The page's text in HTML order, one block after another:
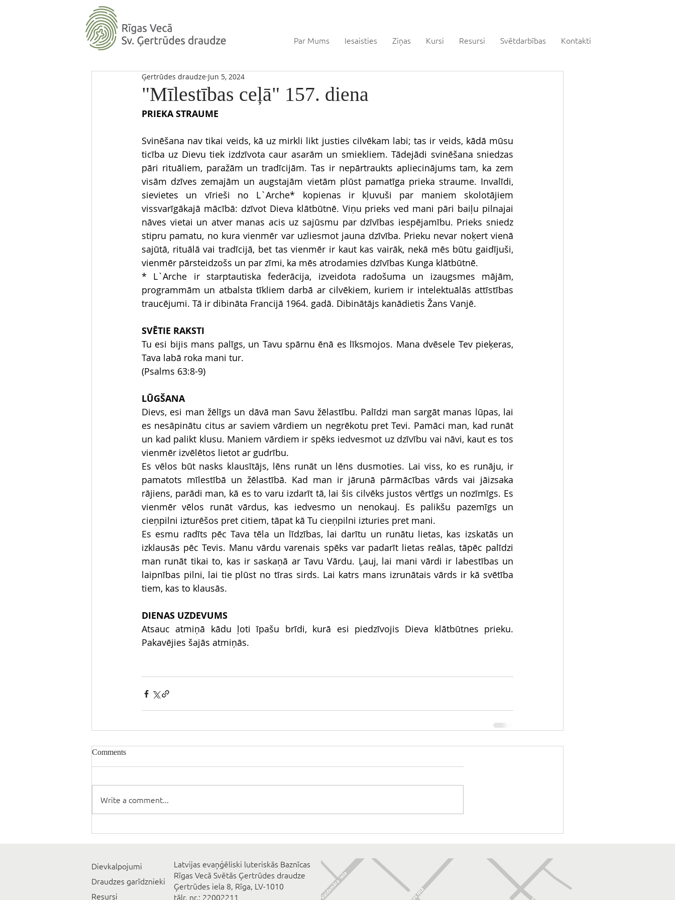
Par Mums Iesaisties Ziņas Kursi Resursi Svētdarbības Kontakti
"Mīlestības ceļā" 157. diena
Ģertrūdes draudze Jun 5, 2024
PRIEKA STRAUME
Svinēšana nav tikai veids, kā uz mirkli likt justies cilvēkam labi; tas ir veids, kādā mūsu
ticība uz Dievu tiek izdzīvota caur asarām un smiekliem. Tādejādi svinēšana sniedzas
pāri rituāliem, paražām un tradīcijām. Tas ir nepārtraukts apliecinājums tam, ka zem
visām dzīves zemajām un augstajām vietām plūst pamatīga prieka straume. Invalīdi,
sievietes un vīrieši no L`Arche* kopienas ir kļuvuši par maniem skolotājiem
vissvarīgākajā mācībā: dzīvot Dieva klātbūtnē. Viņu prieks ved mani pāri baiļu pilnajai
nāves vietai un atver manas acis uz sajūsmu par dzīvības iespējamību. Prieks sniedz
stipru pamatu, no kura vienmēr var uzliesmot jauna dzīvība. Prieku nevar noķert vienā
sajūtā, rituālā vai tradīcijā, bet tas vienmēr ir kaut kas vairāk, nekā mēs būtu gaidījuši,
vienmēr pārsteidzošs un par zīmi, ka mēs atrodamies dzīvības Kunga klātbūtnē.
* L`Arche ir starptautiska federācija, izveidota radošuma un izaugsmes mājām,
programmām un atbalsta tīkliem darbā ar cilvēkiem, kuriem ir intelektuālās attīstības
traucējumi. Tā ir dibināta Francijā 1964. gadā. Dibinātājs kanādietis Žans Vanjē.
SVĒTIE RAKSTI
Tu esi bijis mans palīgs, un Tavu spārnu ēnā es līksmojos. Mana dvēsele Tev pieķeras,
Tava labā roka mani tur.
(Psalms 63:8-9)
LŪGŠANA
Dievs, esi man žēlīgs un dāvā man Savu žēlastību. Palīdzi man sargāt manas lūpas, lai
es nesāpinātu citus ar saviem vārdiem un negrēkotu pret Tevi. Pamāci man, kad runāt
un kad palikt klusu. Maniem vārdiem ir spēks iedvesmot uz dzīvību vai nāvi, kaut es tos
vienmēr izvēlētos lietot ar gudrību.
Es vēlos būt nasks klausītājs, lēns runāt un lēns dusmoties. Lai viss, ko es runāju, ir
pamatots mīlestībā un žēlastībā. Kad man ir jārunā pārmācības vārds vai jāizsaka
rājiens, parādi man, kā es to varu izdarīt tā, lai šis cilvēks justos vērtīgs un nozīmīgs. Es
vienmēr vēlos runāt vārdus, kas iedvesmo un nenokauj. Es palikšu pazemīgs un
cieņpilni izturēšos pret citiem, tāpat kā Tu cieņpilni izturies pret mani.
Es esmu radīts pēc Tava tēla un līdzības, lai darītu un runātu lietas, kas izskatās un
izklausās pēc Tevis. Manu vārdu varenais spēks var padarīt lietas reālas, tāpēc palīdzi
man runāt tikai to, kas ir saskaņā ar Tavu Vārdu. Ļauj, lai mani vārdi ir labestības un
laipnības pilni, lai tie plūst no tīras sirds. Lai katrs mans izrunātais vārds ir kā svētība
tiem, kas to klausās.
DIENAS UZDEVUMS
Atsauc atmiņā kādu ļoti īpašu brīdi, kurā esi piedzīvojis Dieva klātbūtnes prieku.
Pakavējies šajās atmiņās.
Comments
Write a comment...
Dievkalpojumi
Draudzes garīdznieki
Resursi
Latvijas evaņģēliski luteriskās Baznīcas
Rīgas Vecā Svētās Ģertrūdes draudze
Ģertrūdes iela 8, Rīga, LV-1010
tālr. nr.: 22002211